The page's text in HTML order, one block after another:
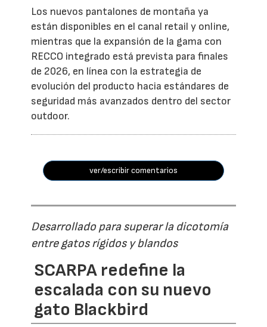
Los nuevos pantalones de montaña ya
están disponibles en el canal retail y online,
mientras que la expansión de la gama con
RECCO integrado está prevista para finales
de 2026, en línea con la estrategia de
evolución del producto hacia estándares de
seguridad más avanzados dentro del sector
outdoor.
ver/escribir comentarios
Desarrollado para superar la dicotomía
entre gatos rígidos y blandos
SCARPA redefine la
escalada con su nuevo
gato Blackbird